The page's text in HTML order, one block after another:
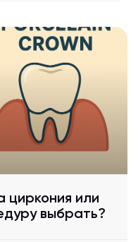
циркония или
выбрать?